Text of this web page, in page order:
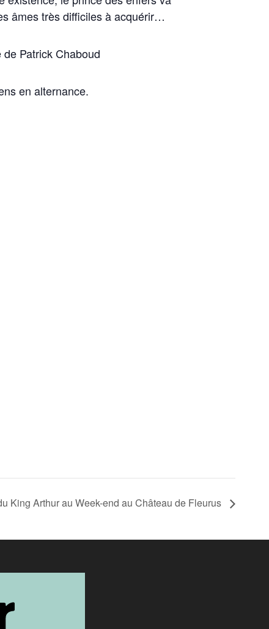
âmes très difficiles à acquérir…
Patrick Chaboud
en alternance.
King Arthur au Week-end au Château de Fleurus